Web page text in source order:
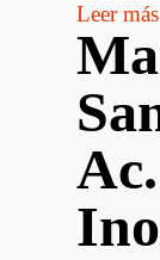
Leer más
Ac.